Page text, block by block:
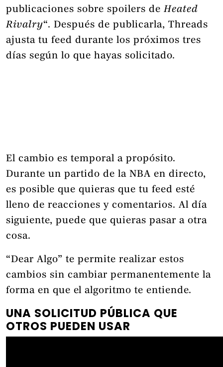
publicaciones sobre spoilers deHeated
Rivalry“. Después de publicarla, Threads
ajusta tu feed durante los próximos tres
días según lo que hayas solicitado.
El cambio es temporal a propósito.
Durante un partido de la NBA en directo,
es posible que quieras que tu feed esté
lleno de reacciones y comentarios. Al día
siguiente, puede que quieras pasar a otra
cosa.
“Dear Algo” te permite realizar estos
cambios sin cambiar permanentemente la
forma en que el algoritmo te entiende.
UNA SOLICITUD PÚBLICA QUE
OTROS PUEDEN USAR